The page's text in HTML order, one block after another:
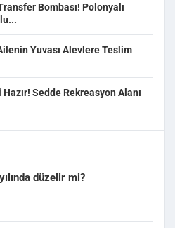
Bombası! Polonyalı
Yuvası Alevlere Teslim
Sedde Rekreasyon Alanı
düzelir mi?